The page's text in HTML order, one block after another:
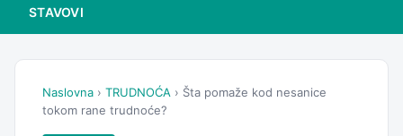
STAVOVI
Naslovna › TRUDNOĆA › Šta pomaže kod nesanice
tokom rane trudnoće?